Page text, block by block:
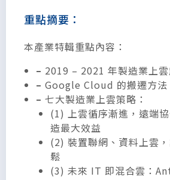
重點摘要：
本產業特輯重點內容：
– 2019 – 2021 年製造業上
– Google Cloud 的搬遷方法
– 七大製造業上雲策略：
(1) 上雲循序漸進，遠端
造最大效益
(2) 裝置聯網、資料上雲
鬆
(3) 未來 IT 即混合雲：